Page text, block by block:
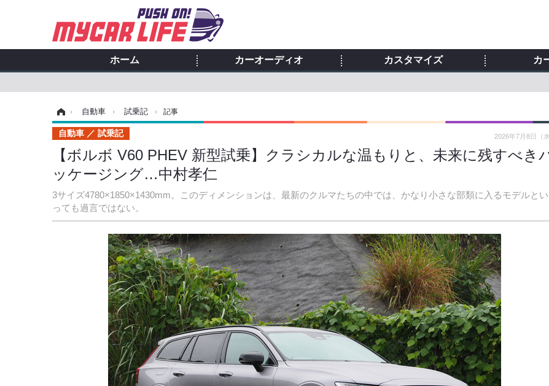
ホーム カーオーディオ カスタマイズ カ
› 自動車 › 試乗記 › 記事
【ボルボ V60 PHEV 新型試乗】クラシカルな温もりと、未来に残すべき
ッケージング…中村孝仁
3サイズ4780×1850×1430mm。このディメンションは、最新のクルマたちの中では、かなり小さな部類に入るモデルとい
っても過言ではない。
自動車 試乗記 2026年7月8日（水